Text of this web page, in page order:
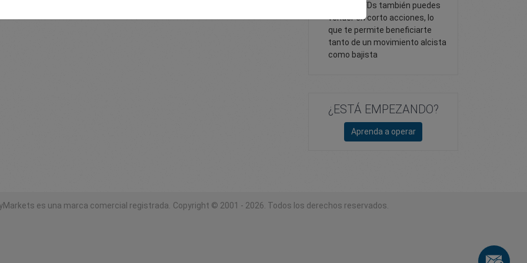
Con los CFDs también puedes
vender en corto acciones, lo
que te permite beneficiarte
tanto de un movimiento alcista
como bajista
¿ESTÁ EMPEZANDO?
Aprenda a operar
es una marca comercial registrada. Copyright © 2001 - 2026. Todos los derechos reservados.